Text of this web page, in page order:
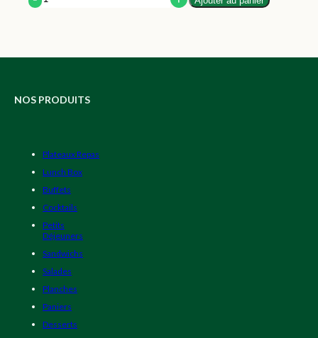
NOS PRODUITS
Plateaux Repas
Lunch Box
Buffets
Cocktails
Petits
Déjeuners
Sandwichs
Salades
Planches
Paniers
Desserts